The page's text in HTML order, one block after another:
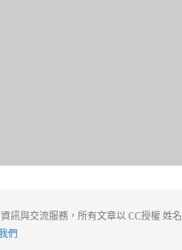
訊與交流服務，所有文章以 CC授權 姓
們